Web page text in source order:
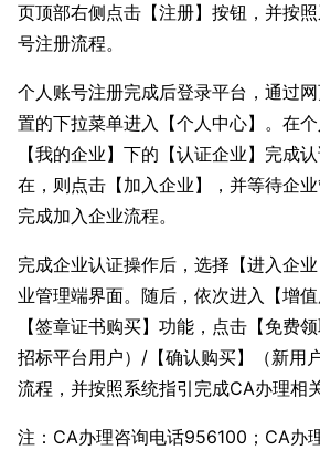
页顶部右侧点击【注册】按钮，并按
号注册流程。
个人账号注册完成后登录平台，通过
置的下拉菜单进入【个人中心】。在
【我的企业】下的【认证企业】完成
在，则点击【加入企业】，并等待企
完成加入企业流程。
完成企业认证操作后，选择【进入企
业管理端界面。随后，依次进入【增
【签章证书购买】功能，点击【免费
招标平台用户）/【确认购买】（新用
流程，并按照系统指引完成CA办理相
注：CA办理咨询电话956100；CA办